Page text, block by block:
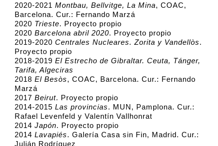
2020-2021 Montbau, Bellvitge, La Mina, COAC,
Barcelona. Cur.: Fernando Marzá
2020 Trieste. Proyecto propio
2020 Barcelona abril 2020. Proyecto propio
2019-2020 Centrales Nucleares. Zorita y Vandellòs.
Proyecto propio
2018-2019 El Estrecho de Gibraltar. Ceuta, Tánger,
Tarifa, Algeciras
2018 El Besòs, COAC, Barcelona. Cur.: Fernando
Marzá
2017 Beirut. Proyecto propio
2014-2015 Las provincias. MUN, Pamplona. Cur.:
Rafael Levenfeld y Valentín Vallhonrat
2014 Japón. Proyecto propio
2014 Lavapiés. Galería Casa sin Fin, Madrid. Cur.:
Julián Rodríguez